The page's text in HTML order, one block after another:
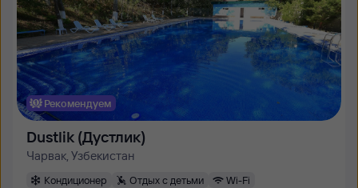
Рекомендуем
Dustlik (Дустлик)
Чарвак, Узбекистан
Кондиционер Отдых с детьми
Wi-Fi